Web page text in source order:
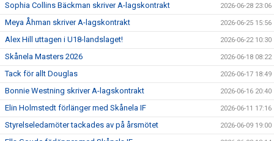
Sophia Collins Bäckman skriver A-lagskontrakt 2026-06-28 23:06
Meya Åhman skriver A-lagskontrakt 2026-06-25 15:56
Alex Hill uttagen i U18-landslaget! 2026-06-22 10:30
Skånela Masters 2026 2026-06-18 08:22
Tack för allt Douglas 2026-06-17 18:49
Bonnie Westning skriver A-lagskontrakt 2026-06-16 20:40
Elin Holmstedt förlänger med Skånela IF 2026-06-11 17:16
Styrelseledamöter tackades av på årsmötet 2026-06-09 19:00